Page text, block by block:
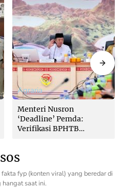
Agraria
Menteri Nusron
‘Deadline’ Pemda:
Verifikasi BPHTB
Lambat!
fyp (konten viral) yang beredar di
saat ini.